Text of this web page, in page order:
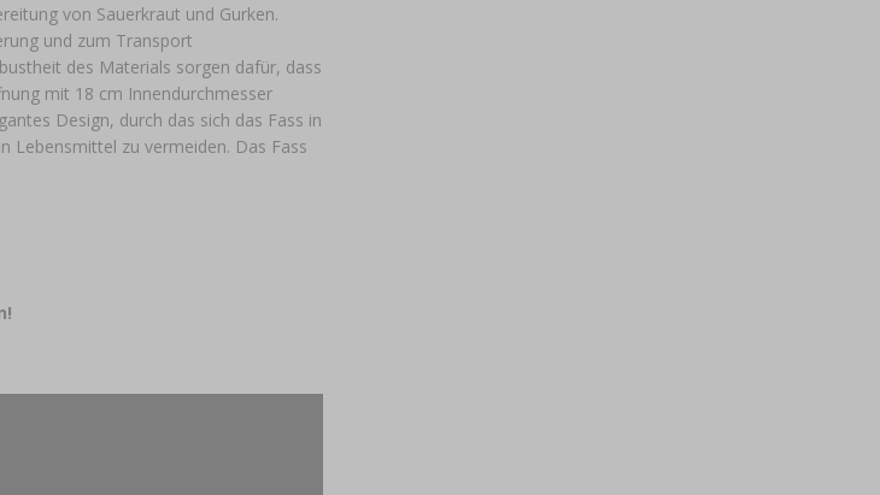
von Sauerkraut und Gurken.
und zum Transport
des Materials sorgen dafür, dass
mit 18 cm Innendurchmesser
Design, durch das sich das Fass in
Lebensmittel zu vermeiden. Das Fass